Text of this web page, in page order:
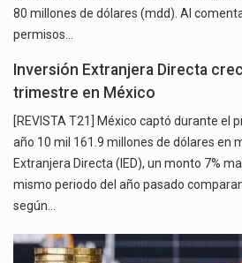
80 millones de dólares (mdd). Al
permisos…
Inversión Extranjera Directa
trimestre en México
[REVISTA T21] México captó durante el
año 10 mil 161.9 millones de dólares en
Extranjera Directa (IED), un monto 7%
mismo periodo del año pasado
según…